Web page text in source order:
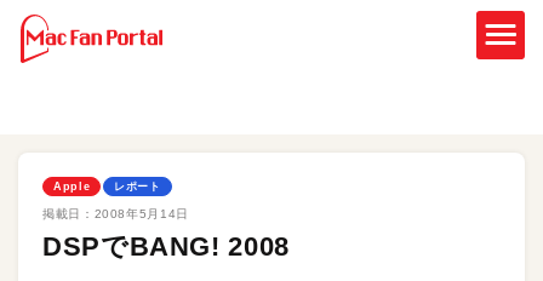
Apple レポート
掲載日： 2008年5月14日
DSPでBANG! 2008